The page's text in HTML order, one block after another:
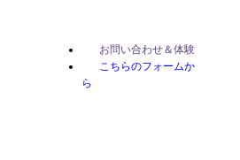
お問い合わせ＆体験
こちらのフォームか
ら